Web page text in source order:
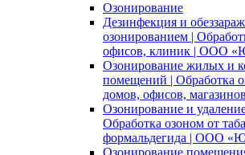
Озонирование
Дезинфекция и
озонированием |
офисов, клиник | ООО
Озонирование жилых и
помещений | Обработка
домов, офисов,
Озонирование и
Обработка озоном от
формальдегида | ООО
Озонирование